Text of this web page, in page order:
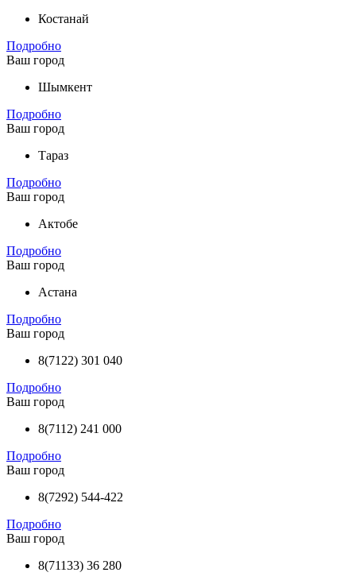
Костанай
Подробно
Ваш город
Шымкент
Подробно
Ваш город
Тараз
Подробно
Ваш город
Актобе
Подробно
Ваш город
Астана
Подробно
Ваш город
8(7122) 301 040
Подробно
Ваш город
8(7112) 241 000
Подробно
Ваш город
8(7292) 544-422
Подробно
Ваш город
8(71133) 36 280